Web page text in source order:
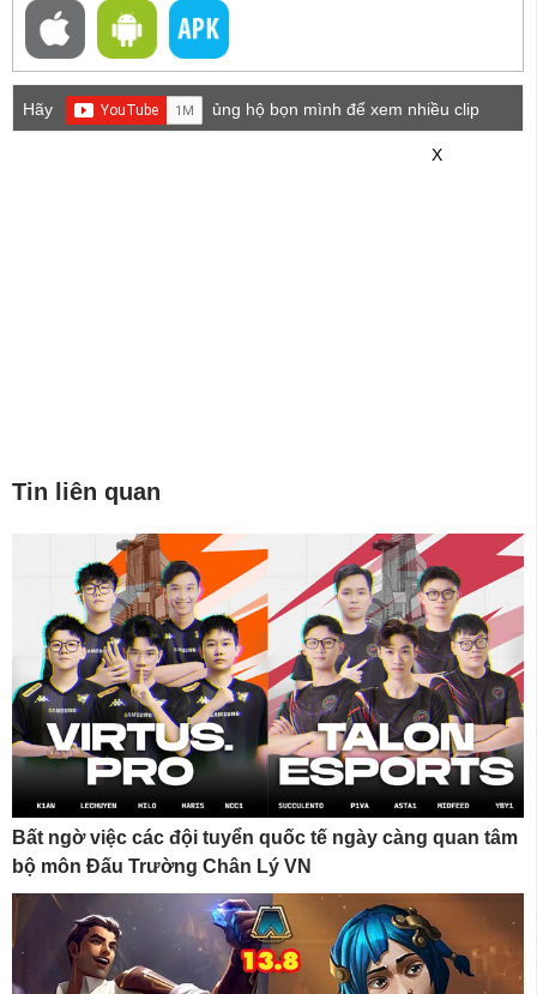
Hãy
ủng hộ bọn mình để xem nhiều clip
X
Tin liên quan
Bất ngờ việc các đội tuyển quốc tế ngày càng quan tâm
bộ môn Đấu Trường Chân Lý VN